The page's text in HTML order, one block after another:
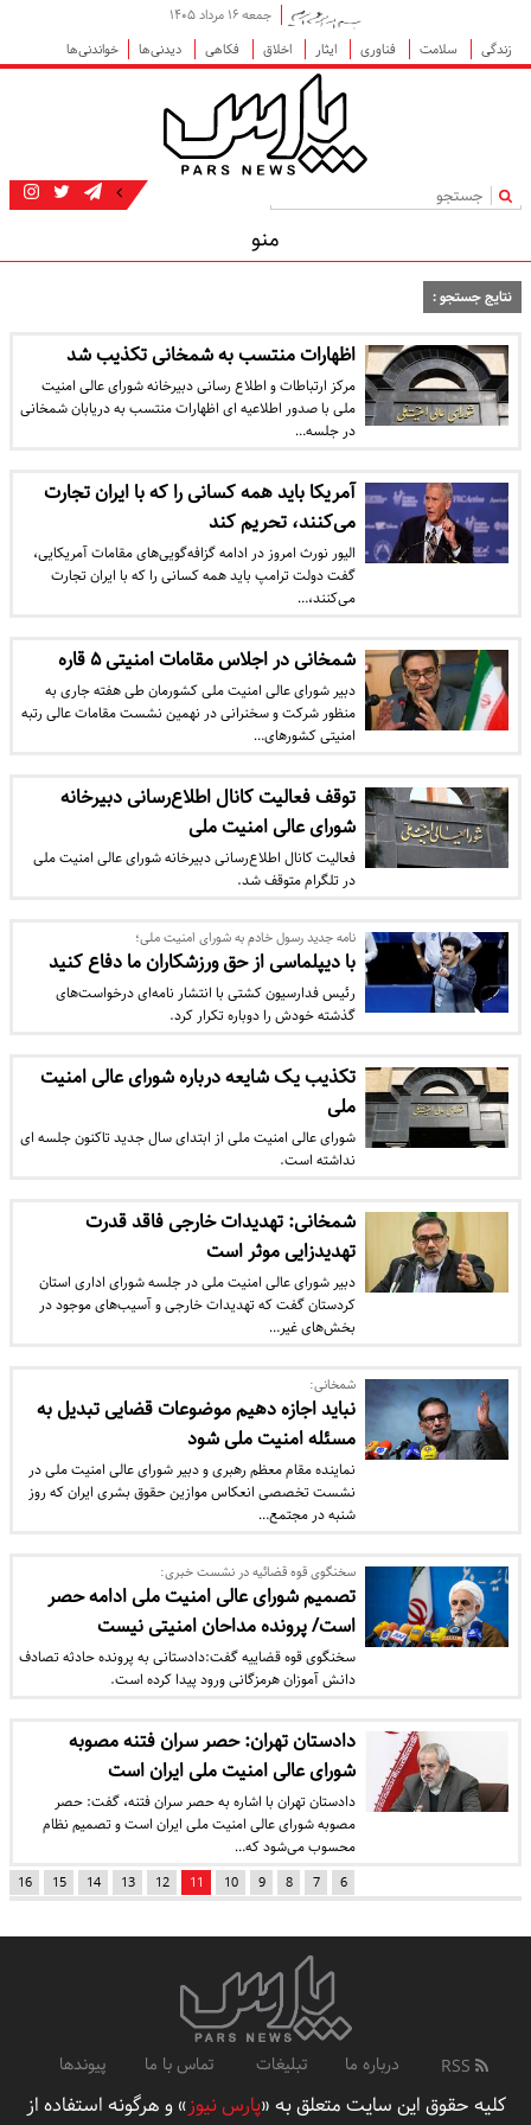
جمعه ۱۶ مرداد ۱۴۰۵
زندگی
سلامت فناوری ایثار اخلاق فکاهی دیدنی‌ها خواندنی‌ها
|
منو
نتایج جستجو :
اظهارات منتسب به شمخانی تکذیب شد
​مرکز ارتباطات و اطلاع رسانی دبیرخانه شورای عالی امنیت
ملی با صدور اطلاعیه ای اظهارات منتسب به دریابان شمخانی
در جلسه…
آمریکا باید همه کسانی را که با ایران تجارت
می‌کنند، تحریم کند
الیور نورث امروز در ادامه گزافه‌گویی‌های مقامات آمریکایی،
گفت دولت ترامپ باید همه کسانی را که با ایران تجارت
می‌کنند،…
شمخانی در اجلاس مقامات امنیتی ۵ قاره
دبیر شورای عالی امنیت ملی کشورمان طی هفته جاری به
منظور شرکت و سخنرانی در نهمین نشست مقامات عالی رتبه
امنیتی کشورهای…
توقف فعالیت کانال اطلاع‌رسانی دبیرخانه
شورای عالی امنیت ملی
فعالیت کانال اطلاع‌رسانی دبیرخانه شورای عالی امنیت ملی
در تلگرام متوقف شد.
نامه جدید رسول خادم به شورای امنیت ملی؛
با دیپلماسی از حق ورزشکاران ما دفاع کنید
رئیس فدارسیون کشتی با انتشار نامه‌ای درخواست‌های
گذشته خودش را دوباره تکرار کرد.
تکذیب یک شایعه درباره شورای عالی امنیت
ملی
شورای عالی امنیت ملی از ابتدای سال جدید تاکنون جلسه ای
نداشته است.
شمخانی: تهدیدات خارجی فاقد قدرت
تهدیدزایی موثر است
دبیر شورای عالی امنیت ملی در جلسه شورای اداری استان
کردستان گفت که تهدیدات خارجی و آسیب‌های موجود در
بخش‌های غیر…
شمخانی:
نباید اجازه دهیم موضوعات قضایی تبدیل به
مسئله امنیت ملی شود
نماینده مقام معظم رهبری و دبیر شورای عالی امنیت ملی در
نشست تخصصی انعکاس موازین حقوق بشری ایران که روز
شنبه در مجتمع…
سخنگوی قوه قضائیه در نشست خبری:
تصمیم شورای عالی امنیت ملی ادامه حصر
است/ پرونده مداحان امنیتی نیست
سخنگوی قوه قضاییه گفت:دادستانی به پرونده حادثه تصادف
دانش آموزان هرمزگانی ورود پیدا کرده است.
دادستان تهران: حصر سران فتنه مصوبه
شورای عالی امنیت ملی ایران است
دادستان تهران با اشاره به حصر سران فتنه، گفت: حصر
مصوبه شورای عالی امنیت ملی ایران است و تصمیم نظام
محسوب می‌شود که…
6
7
8
9
10
11
12
13
14
15
16
درباره ما تبلیغات تماس با ما پیوندها
کلیه حقوق این سایت متعلق به «پارس نیوز» و هرگونه استفاده از